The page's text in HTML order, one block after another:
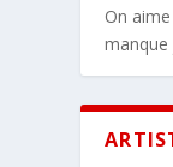
On
manque